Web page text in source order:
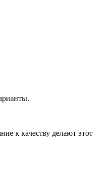
к качеству делают этот